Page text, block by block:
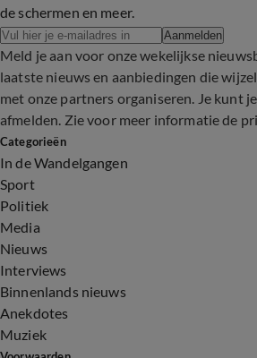
de schermen en meer.
Aanmelden
Meld je aan voor onze wekelijkse
laatste nieuws en aanbiedingen die
met onze partners organiseren. Je kunt
afmelden. Zie voor meer informatie de
Categorieën
In de Wandelgangen
Sport
Politiek
Media
Nieuws
Interviews
Binnenlands nieuws
Anekdotes
Muziek